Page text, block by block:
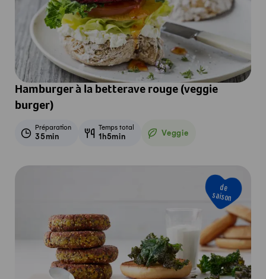
Hamburger à la betterave rouge (veggie
burger)
Préparation
35min
Temps total
1h5min Veggie
Veggie
de
saison